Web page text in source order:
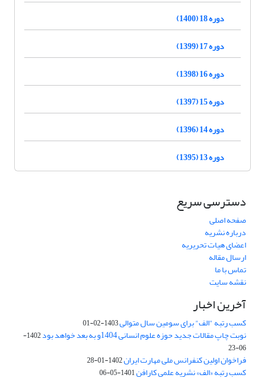
دوره 18 (1400)
دوره 17 (1399)
دوره 16 (1398)
دوره 15 (1397)
دوره 14 (1396)
دوره 13 (1395)
دسترسی سریع
صفحه اصلی
درباره نشریه
اعضای هیات تحریریه
ارسال مقاله
تماس با ما
نقشه سایت
آخرین اخبار
کسب رتبه "الف" برای سومین سال متوالی1403-02-01
نوبت چاپ مقالات جدید حوزه علوم انسانی 1404و به بعد خواهد بود
1402-
06-23
فراخوان اولین کنفرانس ملی مهارت ایران1402-01-28
کسب رتبه «الف» نشریه علمی کارافن1401-05-06